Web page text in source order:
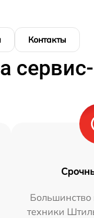
Контакты
Большинство
техники